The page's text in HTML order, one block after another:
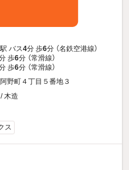
バス4分 歩6分 （名鉄空港線）
歩6分 （常滑線）
歩6分 （常滑線）
野町４丁目５番地３
木造
ス